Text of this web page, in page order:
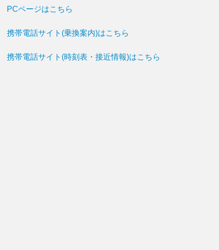
PCページはこちら
携帯電話サイト(乗換案内)はこちら
携帯電話サイト(時刻表・接近情報)はこちら